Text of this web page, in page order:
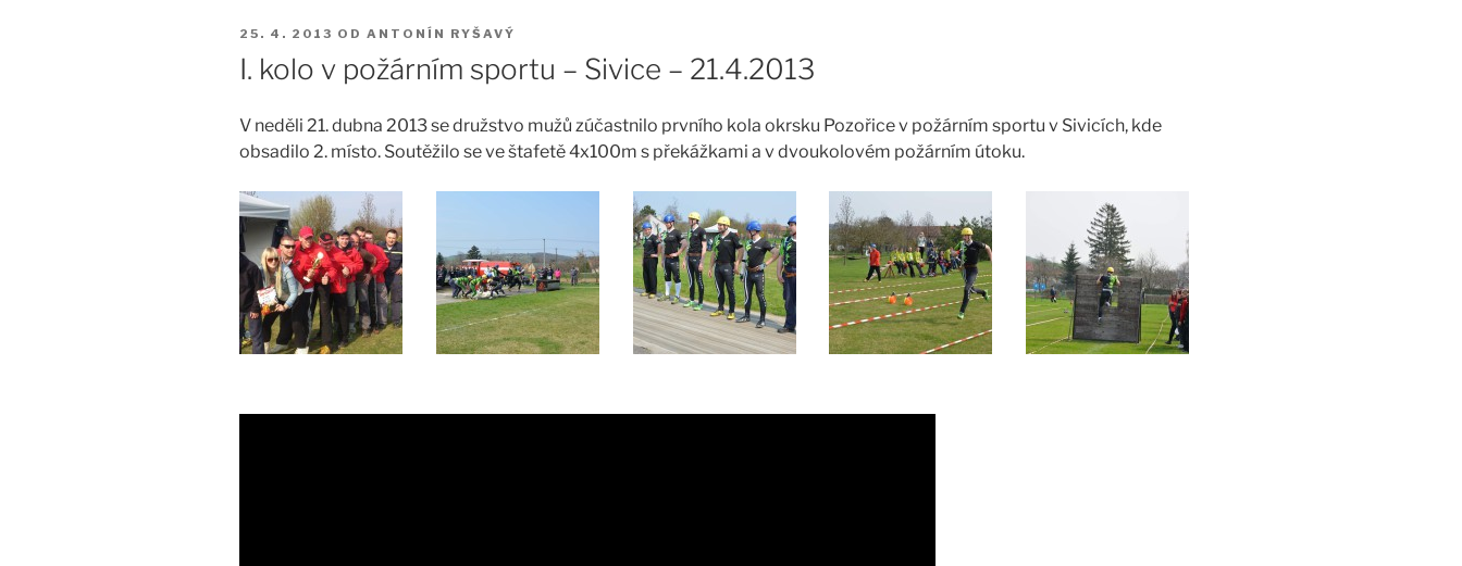
PUBLIKOVÁNO
25. 4. 2013 OD ANTONÍN RYŠAVÝ
I. kolo v požárním sportu – Sivice – 21.4.2013
V neděli 21. dubna 2013 se družstvo mužů zúčastnilo prvního kola okrsku Pozořice v požárním sportu v Sivicích, kde
obsadilo 2. místo. Soutěžilo se ve štafetě 4x100m s překážkami a v dvoukolovém požárním útoku.